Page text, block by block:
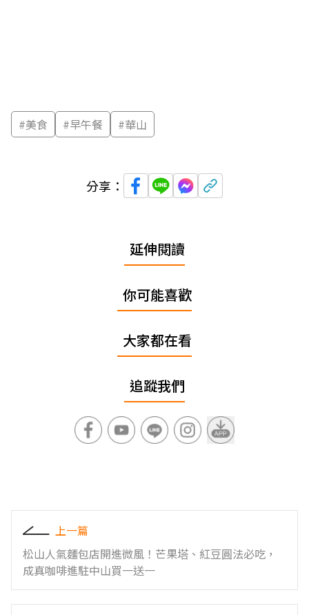
#美食 #早午餐 #華山
分享：
延伸閱讀
你可能喜歡
大家都在看
追蹤我們
上一篇
松山人氣麵包店開進微風！芒果塔、紅豆圓法必吃，
成真咖啡進駐中山買一送一